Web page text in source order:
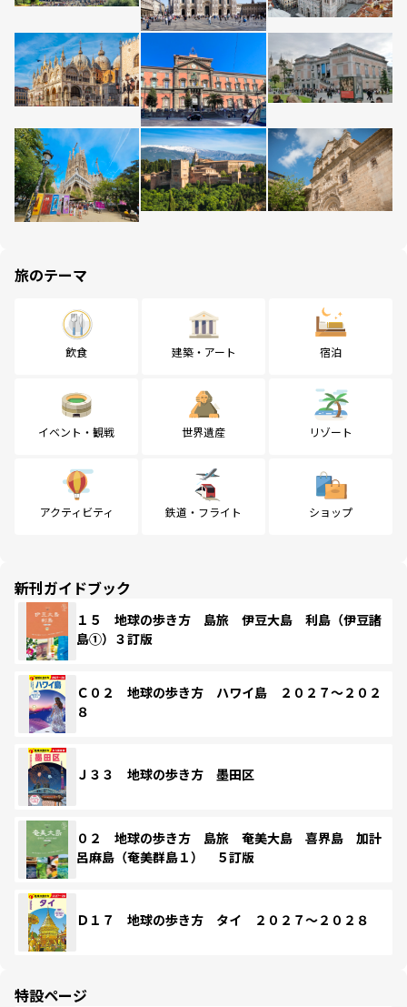
旅のテーマ
飲食 建築・アート 宿泊
イベント・観戦 世界遺産 リゾート
アクティビティ 鉄道・フライト ショップ
新刊ガイドブック
１５ 地球の歩き方 島旅 伊豆大島 利島（伊豆諸
島①）３訂版
Ｃ０２ 地球の歩き方 ハワイ島 ２０２７～２０２
８
Ｊ３３ 地球の歩き方 墨田区
０２ 地球の歩き方 島旅 奄美大島 喜界島 加計
呂麻島（奄美群島１） ５訂版
Ｄ１７ 地球の歩き方 タイ ２０２７～２０２８
特設ページ